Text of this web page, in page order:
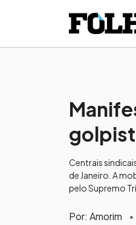
Centrais
de Janeiro. A
pelo Supremo
Por: Amorim •